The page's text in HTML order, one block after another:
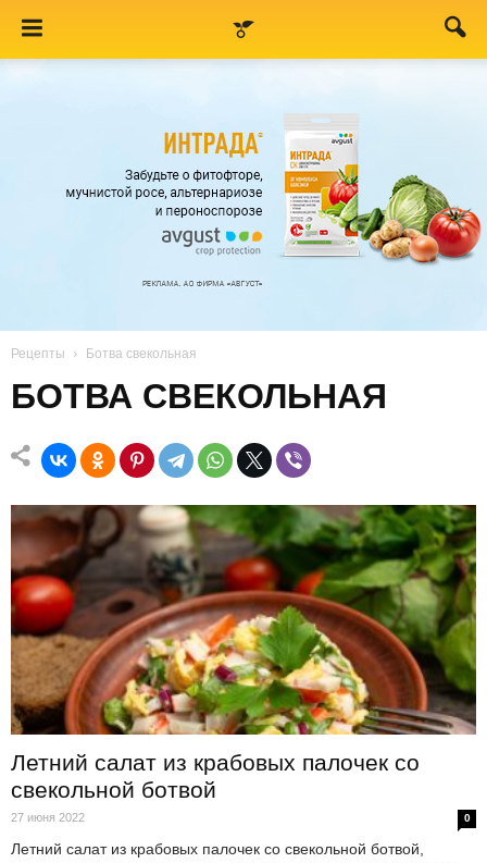
Рецепты Ботва свекольная
БОТВА СВЕКОЛЬНАЯ
Летний салат из крабовых палочек со
свекольной ботвой
27 июня 2022 0
Летний салат из крабовых палочек со свекольной ботвой,